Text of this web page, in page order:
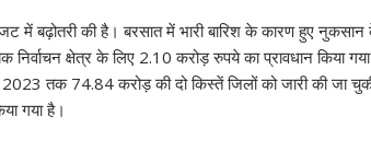
में बढ़ोतरी की है। बरसात में भारी बारिश के कारण हुए
क्षेत्र के लिए 2.10 करोड़ रुपये का प्रावधान किया
तक 74.84 करोड़ की दो किस्तें जिलों को जारी की जा
गया है।